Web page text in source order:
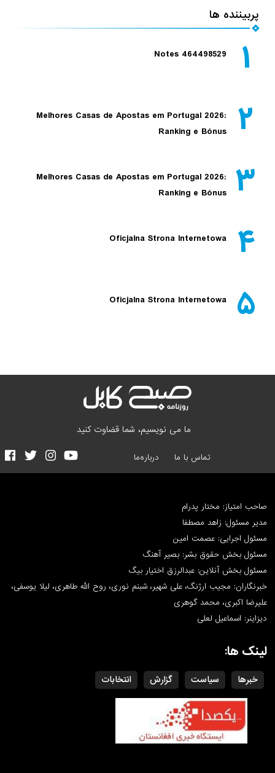
پربیننده ها
۱ Notes 464498529
۲
Melhores Casas de Apostas em Portugal 2026:
Ranking e Bónus
۳
Melhores Casas de Apostas em Portugal 2026:
Ranking e Bónus
۴ Oficjalna Strona Internetowa
۵ Oficjalna Strona Internetowa
ما می نویسیم، شما قضاوت کنید
تماس با ما درباره‌ما
صاحب امتیاز: مختار پدرام
مدیر مسئول: زاهد مصطفا
مسئول اجرایی: عصمت امین
مسئول بخش حقوق بشر: بصیر آهنگ
مسئول بخش آنلاین: عبدالرزق اختیار بیگ
خبرنگاران: مجیب ارژنگ، علی شهیر، شبنم نوری، روح الله طاهری، لیلا یوسفی،
علیرضا اکبری، محمد گوهری
دیزاینر: اسماعیل لعلی
لینک ها:
خبرها سیاست گزارش انتخابات